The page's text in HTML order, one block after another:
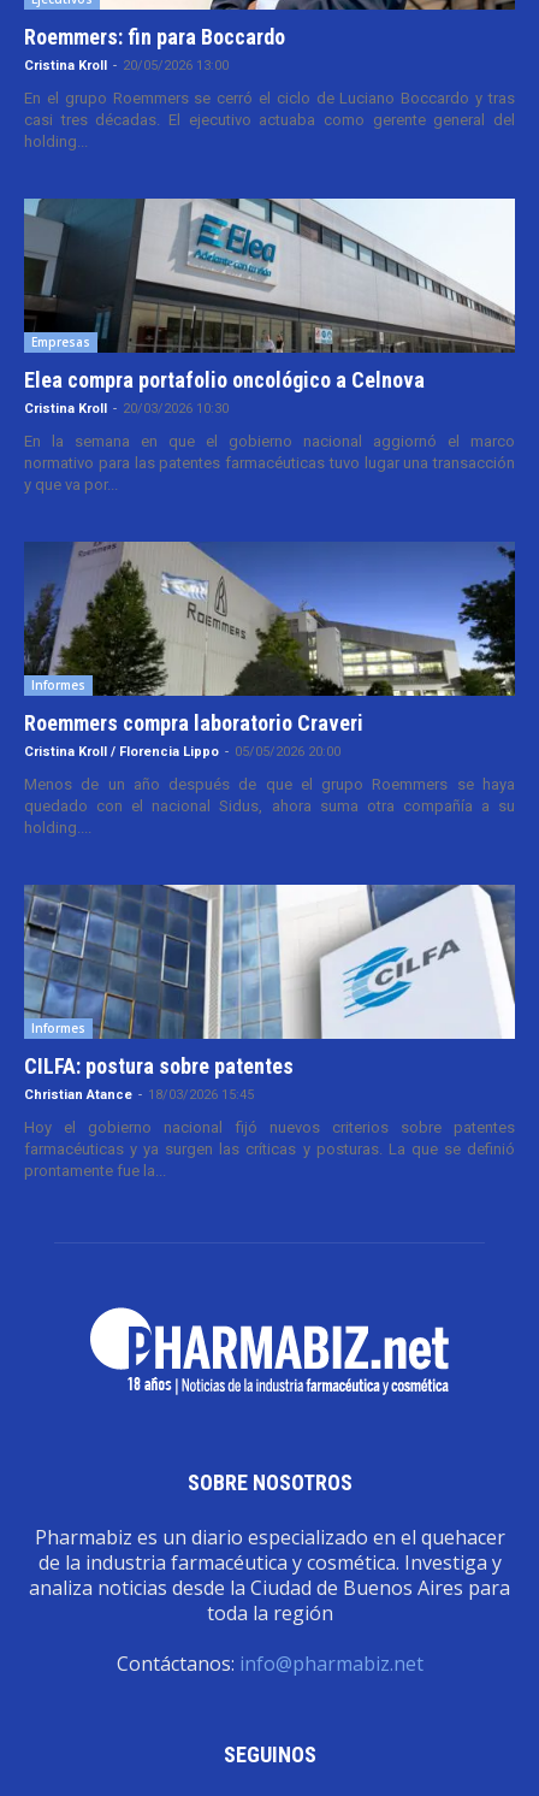
Roemmers: fin para Boccardo
Cristina Kroll - 20/05/2026 13:00
En el grupo Roemmers se cerró el ciclo de Luciano Boccardo y tras
casi tres décadas. El ejecutivo actuaba como gerente general del
holding...
Empresas
Elea compra portafolio oncológico a Celnova
Cristina Kroll - 20/03/2026 10:30
En la semana en que el gobierno nacional aggiornó el marco
normativo para las patentes farmacéuticas tuvo lugar una transacción
y que va por...
Informes
Roemmers compra laboratorio Craveri
Cristina Kroll / Florencia Lippo - 05/05/2026 20:00
Menos de un año después de que el grupo Roemmers se haya
quedado con el nacional Sidus, ahora suma otra compañía a su
holding....
Informes
CILFA: postura sobre patentes
Christian Atance - 18/03/2026 15:45
Hoy el gobierno nacional fijó nuevos criterios sobre patentes
farmacéuticas y ya surgen las críticas y posturas. La que se definió
prontamente fue la...
SOBRE NOSOTROS
Pharmabiz es un diario especializado en el quehacer
de la industria farmacéutica y cosmética. Investiga y
analiza noticias desde la Ciudad de Buenos Aires para
toda la región
Contáctanos: info@pharmabiz.net
SEGUINOS